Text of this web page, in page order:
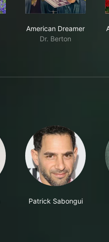
American Dreamer
Dr. Berton
Patrick Sabongui